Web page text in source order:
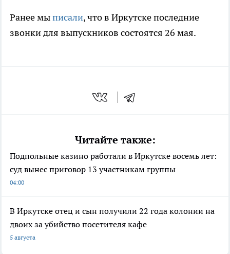
Ранее мыписали, что в Иркутске последние
звонки для выпускников состоятся 26 мая.
Читайте также:
Подпольные казино работали в Иркутске восемь лет:
суд вынес приговор 13 участникам группы
04:00
В Иркутске отец и сын получили 22 года колонии на
двоих за убийство посетителя кафе
5 августа